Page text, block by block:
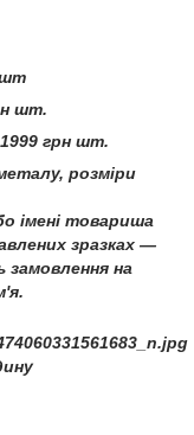
шт
шт.
грн шт.
розміри
імені товариша
зразках —
замовлення на